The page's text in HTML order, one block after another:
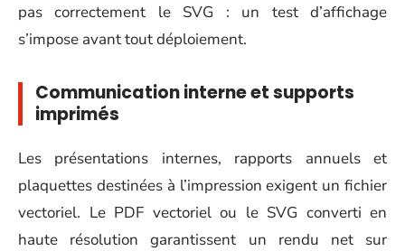
pas correctement le SVG : un test d’affichage
s’impose avant tout déploiement.
Communication interne et supports
imprimés
Les présentations internes, rapports annuels et
plaquettes destinées à l’impression exigent un fichier
vectoriel. Le PDF vectoriel ou le SVG converti en
haute résolution garantissent un rendu net sur